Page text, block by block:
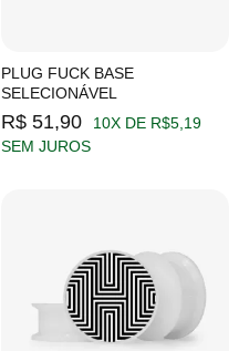
PLUG FUCK BASE
SELECIONÁVEL
R$ 51,90
10X DE R$5,19
SEM JUROS